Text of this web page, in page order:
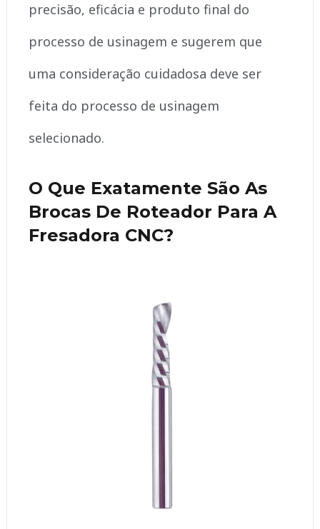
precisão, eficácia e produto final do
processo de usinagem e sugerem que
uma consideração cuidadosa deve ser
feita do processo de usinagem
selecionado.
O Que Exatamente São As
Brocas De Roteador Para A
Fresadora CNC?